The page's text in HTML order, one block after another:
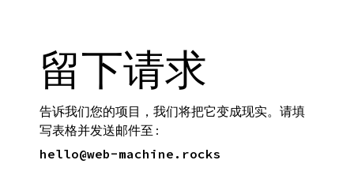
留下请求
告诉我们您的项目，我们将把它变成现实。请填
写表格并发送邮件至:
hello@web-machine.rocks